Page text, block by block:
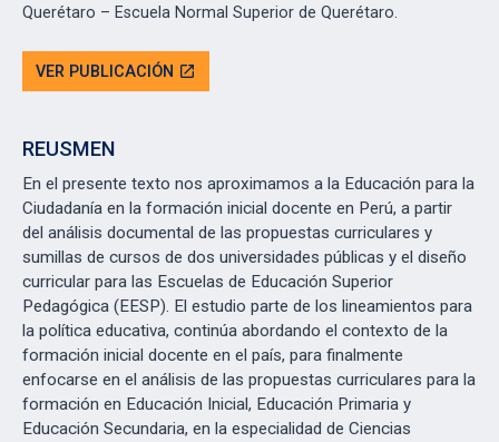
Querétaro – Escuela Normal Superior de Querétaro.
VER PUBLICACIÓN open_in_new
REUSMEN
En el presente texto nos aproximamos a la Educación para la
Ciudadanía en la formación inicial docente en Perú, a partir
del análisis documental de las propuestas curriculares y
sumillas de cursos de dos universidades públicas y el diseño
curricular para las Escuelas de Educación Superior
Pedagógica (EESP). El estudio parte de los lineamientos para
la política educativa, continúa abordando el contexto de la
formación inicial docente en el país, para finalmente
enfocarse en el análisis de las propuestas curriculares para la
formación en Educación Inicial, Educación Primaria y
Educación Secundaria, en la especialidad de Ciencias